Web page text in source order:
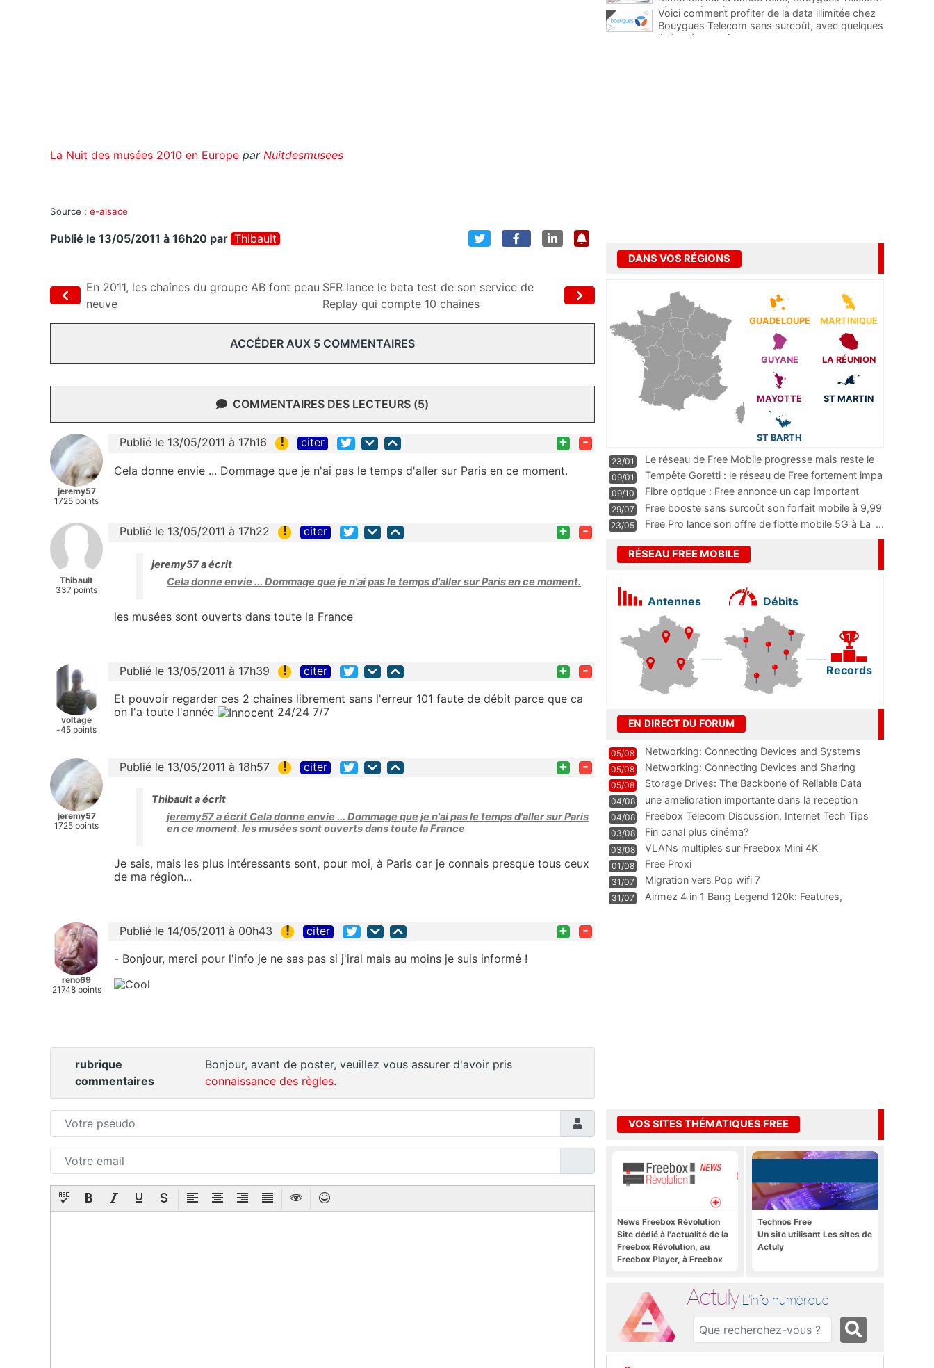
La Nuit des musées 2010 en Europe par Nuitdesmusees
Source : e-alsace
Publié le 13/05/2011 à 16h20 par Thibault
En 2011, les chaînes du groupe AB font peau
neuve
SFR lance le beta test de son service de
Replay qui compte 10 chaînes
ACCÉDER AUX 5 COMMENTAIRES
COMMENTAIRES DES LECTEURS (5)
jeremy57
1725 points
Publié le 13/05/2011 à 17h16 ! citer + -
Cela donne envie ... Dommage que je n'ai pas le temps d'aller sur Paris en ce moment.
Thibault
337 points
Publié le 13/05/2011 à 17h22 ! citer + -
jeremy57 a écrit
Cela donne envie ... Dommage que je n'ai pas le temps d'aller sur Paris en ce moment.
les musées sont ouverts dans toute la France
voltage
-45 points
Publié le 13/05/2011 à 17h39 ! citer + -
Et pouvoir regarder ces 2 chaines librement sans l'erreur 101 faute de débit parce que ca
on l'a toute l'année
24/24 7/7
jeremy57
1725 points
Publié le 13/05/2011 à 18h57 ! citer + -
Thibault a écrit
jeremy57 a écrit Cela donne envie ... Dommage que je n'ai pas le temps d'aller sur Paris
en ce moment. les musées sont ouverts dans toute la France
Je sais, mais les plus intéressants sont, pour moi, à Paris car je connais presque tous ceux
de ma région...
reno69
21748 points
Publié le 14/05/2011 à 00h43 ! citer + -
- Bonjour, merci pour l'info je ne sas pas si j'irai mais au moins je suis informé !
rubrique
commentaires
Bonjour, avant de poster, veuillez vous assurer d'avoir pris
connaissance des règles.
plus que jamais sous pression
Voici comment profiter de la data illimitée chez
Bouygues Telecom sans surcoût, avec quelques
limites à connaître
DANS VOS RÉGIONS
GUADELOUPE MARTINIQUE
GUYANE LA RÉUNION
MAYOTTE ST MARTIN
ST BARTH
23/01
Le réseau de Free Mobile progresse mais reste le
m
...
09/01
Tempête Goretti : le réseau de Free fortement impa
09/10
Fibre optique : Free annonce un cap important
pass
...
29/07
Free booste sans surcoût son forfait mobile à 9,99
23/05 Free Pro lance son offre de flotte mobile 5G à La ...
RÉSEAU FREE MOBILE
Antennes Débits
Records
EN DIRECT DU FORUM
05/08 Networking: Connecting Devices and Systems
05/08
Networking: Connecting Devices and Sharing
Information
05/08
Storage Drives: The Backbone of Reliable Data
Management
04/08
une amelioration importante dans la reception
WIFI
04/08
Freebox Telecom Discussion, Internet Tech Tips
Communi
03/08 Fin canal plus cinéma?
03/08 VLANs multiples sur Freebox Mini 4K
01/08 Free Proxi
31/07 Migration vers Pop wifi 7
31/07
Airmez 4 in 1 Bang Legend 120k: Features,
VOS SITES THÉMATIQUES FREE
News Freebox Révolution
Site dédié à l'actualité de la
Freebox Révolution, au
Freebox Player, à Freebox
Technos Free
Un site utilisant Les sites de
Actuly
Actuly L'info numérique